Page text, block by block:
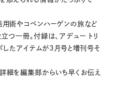
用術やコペンハーゲンの旅など
つ一冊。付録は、アデュー トリ
たアイテムが3月号と増刊号そ
細を編集部からいち早くお伝え